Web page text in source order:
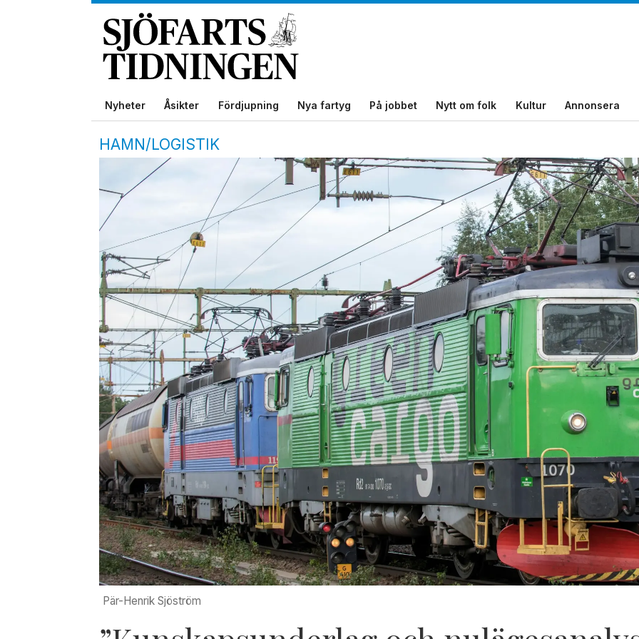
Nyheter Åsikter Fördjupning Nya fartyg På jobbet Nytt om folk Kultur Annonsera
HAMN/LOGISTIK
Pär-Henrik Sjöström